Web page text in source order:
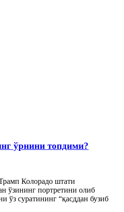
ўрнини топдими?
Колорадо штати
ўзининг портретини олиб
ўз суратининг “қасддан бузиб